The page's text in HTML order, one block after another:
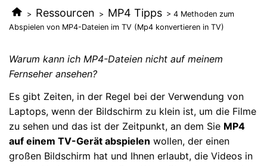
> Ressourcen > MP4 Tipps > 4 Methoden zum
Abspielen von MP4-Dateien im TV (Mp4 konvertieren in TV)
Warum kann ich MP4-Dateien nicht auf meinem
Fernseher ansehen?
Es gibt Zeiten, in der Regel bei der Verwendung von
Laptops, wenn der Bildschirm zu klein ist, um die Filme
zu sehen und das ist der Zeitpunkt, an dem Sie MP4
auf einem TV-Gerät abspielen wollen, der einen
großen Bildschirm hat und Ihnen erlaubt, die Videos in